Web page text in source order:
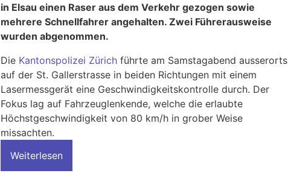
in Elsau einen Raser aus dem Verkehr gezogen sowie
mehrere Schnellfahrer angehalten. Zwei Führerausweise
wurden abgenommen.
Die Kantonspolizei Zürich führte am Samstagabend ausserorts
auf der St. Gallerstrasse in beiden Richtungen mit einem
Lasermessgerät eine Geschwindigkeitskontrolle durch. Der
Fokus lag auf Fahrzeuglenkende, welche die erlaubte
Höchstgeschwindigkeit von 80 km/h in grober Weise
missachten.
Weiterlesen